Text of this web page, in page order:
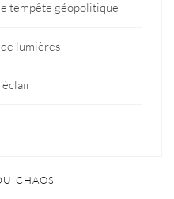
tempête géopolitique
de lumières
CHAOS